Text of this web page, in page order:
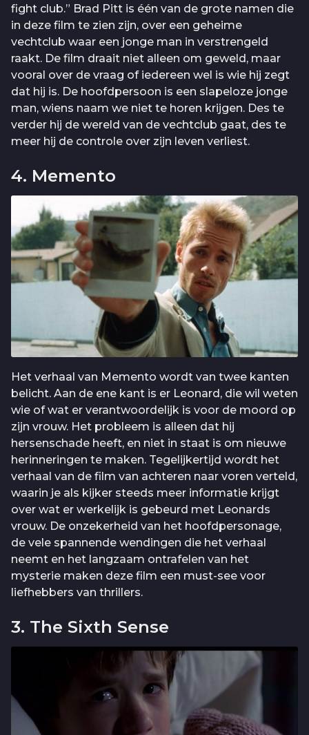
fight club.” Brad Pitt is één van de grote namen die
in deze film te zien zijn, over een geheime
vechtclub waar een jonge man in verstrengeld
raakt. De film draait niet alleen om geweld, maar
vooral over de vraag of iedereen wel is wie hij zegt
dat hij is. De hoofdpersoon is een slapeloze jonge
man, wiens naam we niet te horen krijgen. Des te
verder hij de wereld van de vechtclub gaat, des te
meer hij de controle over zijn leven verliest.
4. Memento
Het verhaal van Memento wordt van twee kanten
belicht. Aan de ene kant is er Leonard, die wil weten
wie of wat er verantwoordelijk is voor de moord op
zijn vrouw. Het probleem is alleen dat hij
hersenschade heeft, en niet in staat is om nieuwe
herinneringen te maken. Tegelijkertijd wordt het
verhaal van de film van achteren naar voren verteld,
waarin je als kijker steeds meer informatie krijgt
over wat er werkelijk is gebeurd met Leonards
vrouw. De onzekerheid van het hoofdpersonage,
de vele spannende wendingen die het verhaal
neemt en het langzaam ontrafelen van het
mysterie maken deze film een must-see voor
liefhebbers van thrillers.
3. The Sixth Sense